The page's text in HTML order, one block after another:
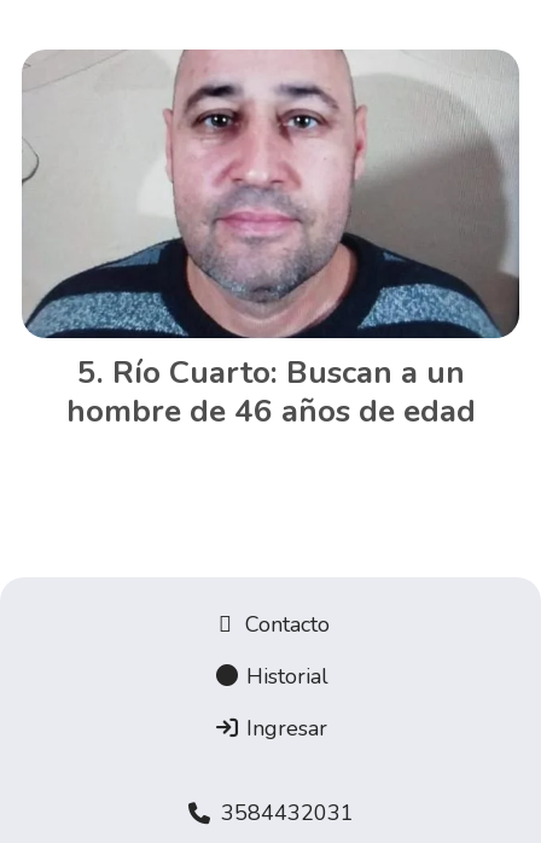
Río Cuarto: Buscan a un
hombre de 46 años de edad
Contacto
Historial
Ingresar
3584432031